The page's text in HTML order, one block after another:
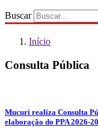
Buscar
Início
Consulta Pública
Mucuri realiza Consulta
elaboração do PPA 2026-